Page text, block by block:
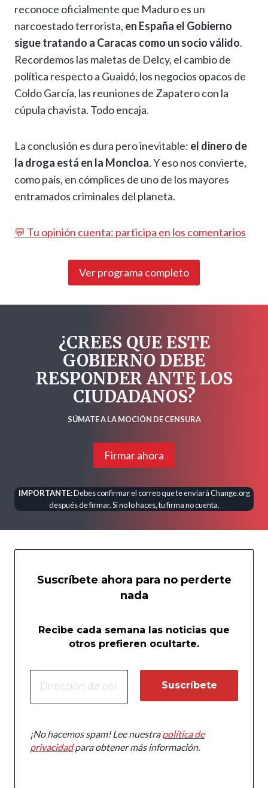
reconoce oficialmente que Maduro es un
narcoestado terrorista, en España el Gobierno
sigue tratando a Caracas como un socio válido.
Recordemos las maletas de Delcy, el cambio de
política respecto a Guaidó, los negocios opacos de
Coldo García, las reuniones de Zapatero con la
cúpula chavista. Todo encaja.
La conclusión es dura pero inevitable: el dinero de
la droga está en la Moncloa. Y eso nos convierte,
como país, en cómplices de uno de los mayores
entramados criminales del planeta.
💬 Tu opinión cuenta: participa en los comentarios
Ver programa completo
¿CREES QUE ESTE
GOBIERNO DEBE
RESPONDER ANTE LOS
CIUDADANOS?
SÚMATE A LA MOCIÓN DE CENSURA
Firmar ahora
IMPORTANTE:Debes confirmar el correo que te enviará Change.org
después de firmar. Si no lo haces, tu firma no cuenta.
Suscríbete ahora para no perderte
nada
Recibe cada semana las noticias que
otros prefieren ocultarte.
¡No hacemos spam! Lee nuestrapolítica de
privacidadpara obtener más información.